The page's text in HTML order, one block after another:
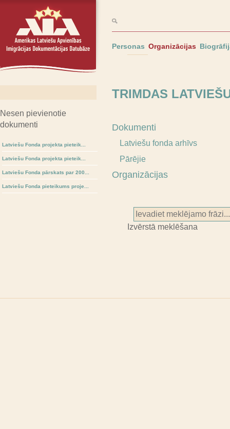
Personas Organizācijas
Nesen pievienotie
dokumenti
Latviešu Fonda projekta pieteik...
Latviešu Fonda projekta pieteik...
Latviešu Fonda pārskats par 200...
Latviešu Fonda pieteikums proje...
TRIMDAS
Dokumenti
Latviešu fonda arhīvs
Pārējie
Organizācijas
Izvērstā meklēšana